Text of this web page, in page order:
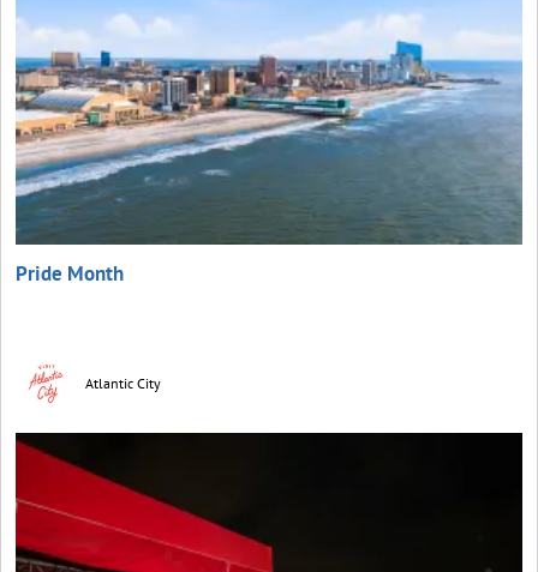
Pride Month
Atlantic City